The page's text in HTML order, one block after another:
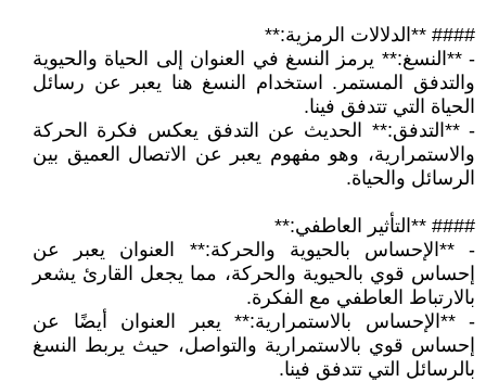
#### **الدلالات الرمزية:**
- **النسغ:** يرمز النسغ في العنوان إلى الحياة والحيوية
والتدفق المستمر. استخدام النسغ هنا يعبر عن رسائل
الحياة التي تتدفق فينا.
- **التدفق:** الحديث عن التدفق يعكس فكرة الحركة
والاستمرارية، وهو مفهوم يعبر عن الاتصال العميق بين
الرسائل والحياة.
#### **التأثير العاطفي:**
- **الإحساس بالحيوية والحركة:** العنوان يعبر عن
إحساس قوي بالحيوية والحركة، مما يجعل القارئ يشعر
بالارتباط العاطفي مع الفكرة.
- **الإحساس بالاستمرارية:** يعبر العنوان أيضًا عن
إحساس قوي بالاستمرارية والتواصل، حيث يربط النسغ
بالرسائل التي تتدفق فينا.